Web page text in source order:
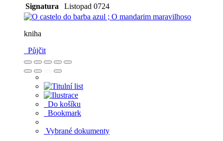
Signatura
Listopad 0724
kniha
Půjčit
Do košíku
Bookmark
Vybrané dokumenty